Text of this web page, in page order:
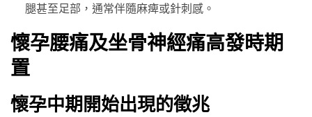
腿甚至足部，通常伴隨麻痺或針刺感。
懷孕腰痛及坐骨神經痛高發時期
置
懷孕中期開始出現的徵兆